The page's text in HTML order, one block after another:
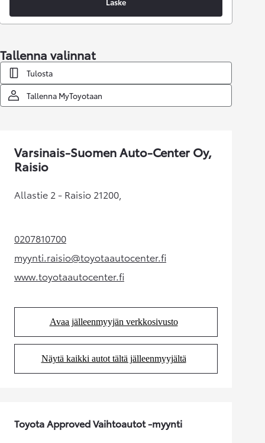
Tallenna valinnat
Tulosta
Tallenna MyToyotaan
Varsinais-Suomen Auto-Center Oy,
Raisio
Allastie 2 - Raisio 21200,
0207810700(Aukeaa uudessa välilehdessä)
myynti.raisio@toyotaautocenter.fi
(Aukeaa uudessa välilehdessä)
www.toyotaautocenter.fi(Aukeaa uudessa välilehdessä)
Avaa jälleenmyyjän verkkosivusto
(Aukeaa uudessa välilehdessä)
Näytä kaikki autot tältä jälleenmyyjältä
(Aukeaa uudessa välilehdessä)
Toyota Approved Vaihtoautot -myynti